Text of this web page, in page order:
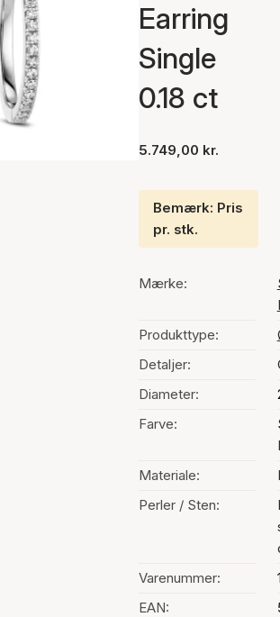
Earring
Single
0.18 ct
5.749,00 kr.
Bemærk: Pris
pr. stk.
Mærke:
Produkttype:
Detaljer:
Diameter:
Farve:
Materiale:
Perler / Sten:
Varenummer:
EAN: